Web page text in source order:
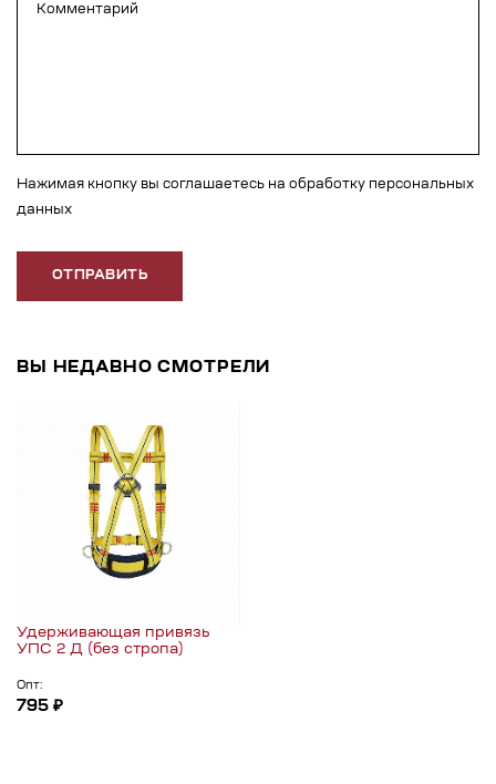
Нажимая кнопку вы соглашаетесь на обработку персональных
данных
ОТПРАВИТЬ
ВЫ НЕДАВНО СМОТРЕЛИ
Удерживающая привязь
УПС 2 Д (без стропа)
Опт:
795 ₽